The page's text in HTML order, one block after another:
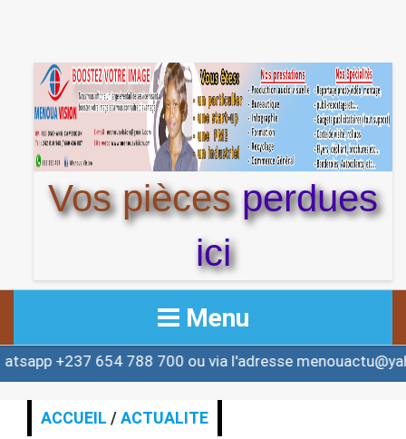
Vos piècesperdues
ici
Menu
ACCUEIL
ACTUALITE
654 788 700 ou via l'adresse menouactu@yahoo.com
ACCUEIL /ACTUALITE